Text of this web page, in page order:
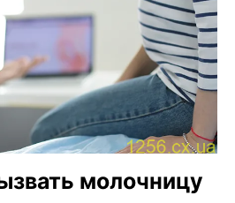
молочницу